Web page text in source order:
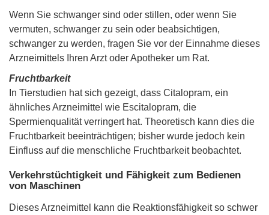
Wenn Sie schwanger sind oder stillen, oder wenn Sie
vermuten, schwanger zu sein oder beabsichtigen,
schwanger zu werden, fragen Sie vor der Einnahme dieses
Arzneimittels Ihren Arzt oder Apotheker um Rat.
Fruchtbarkeit
In Tierstudien hat sich gezeigt, dass Citalopram, ein
ähnliches Arzneimittel wie Escitalopram, die
Spermienqualität verringert hat. Theoretisch kann dies die
Fruchtbarkeit beeinträchtigen; bisher wurde jedoch kein
Einfluss auf die menschliche Fruchtbarkeit beobachtet.
Verkehrstüchtigkeit und Fähigkeit zum Bedienen
von Maschinen
Dieses Arzneimittel kann die Reaktionsfähigkeit so schwer